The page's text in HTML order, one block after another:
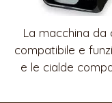
La macchina da
compatibile e
e le cialde